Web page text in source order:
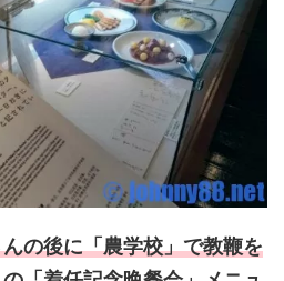
の後に「農学校」で教鞭を